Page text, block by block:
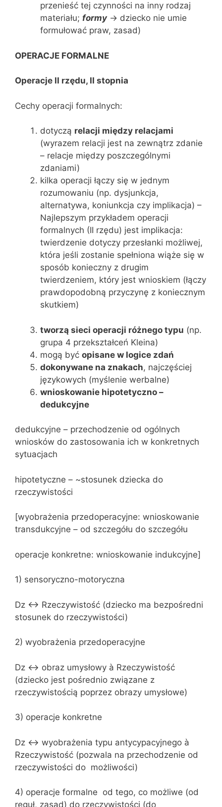
przenieść tej czynności na inny rodzaj
materiału; formy -> dziecko nie umie
formułować praw, zasad)
OPERACJE FORMALNE
Operacje II rzędu, II stopnia
Cechy operacji formalnych:
dotyczą relacji między relacjami
(wyrazem relacji jest na zewnątrz zdanie
– relacje między poszczególnymi
zdaniami)
kilka operacji łączy się w jednym
rozumowaniu (np. dysjunkcja,
alternatywa, koniunkcja czy implikacja) –
Najlepszym przykładem operacji
formalnych (II rzędu) jest implikacja:
twierdzenie dotyczy przesłanki możliwej,
która jeśli zostanie spełniona wiąże się w
sposób konieczny z drugim
twierdzeniem, który jest wnioskiem (łączy
prawdopodobną przyczynę z koniecznym
skutkiem)
tworzą sieci operacji różnego typu (np.
grupa 4 przekształceń Kleina)
mogą być opisane w logice zdań
dokonywane na znakach, najczęściej
językowych (myślenie werbalne)
wnioskowanie hipotetyczno –
dedukcyjne
dedukcyjne – przechodzenie od ogólnych
wniosków do zastosowania ich w konkretnych
sytuacjach
hipotetyczne – ~stosunek dziecka do
rzeczywistości
[wyobrażenia przedoperacyjne: wnioskowanie
transdukcyjne – od szczegółu do szczegółu
operacje konkretne: wnioskowanie indukcyjne]
1) sensoryczno-motoryczna
Dz <-> Rzeczywistość (dziecko ma bezpośredni
stosunek do rzeczywistości)
2) wyobrażenia przedoperacyjne
Dz <-> obraz umysłowy à Rzeczywistość
(dziecko jest pośrednio związane z
rzeczywistością poprzez obrazy umysłowe)
3) operacje konkretne
Dz <-> wyobrażenia typu antycypacyjnego à
Rzeczywistość (pozwala na przechodzenie od
rzeczywistości do możliwości)
4) operacje formalne od tego, co możliwe (od
reguł, zasad) do rzeczywistości (do